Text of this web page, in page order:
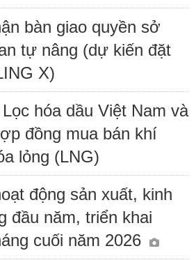
bàn giao quyền sở
tự nâng (dự kiến đặt
X)
hóa dầu Việt Nam và
đồng mua bán khí
lỏng (LNG)
động sản xuất, kinh
đầu năm, triển khai
cuối năm 2026